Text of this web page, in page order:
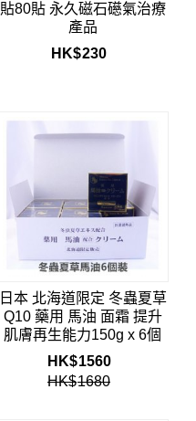
貼80貼 永久磁石礠氣治療
產品
HK$230
日本 北海道限定 冬蟲夏草
Q10 藥用 馬油 面霜 提升
肌膚再生能力150g x 6個
HK$1560
HK$1680